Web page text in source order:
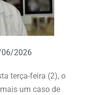
2026
terça-feira (2), o
um caso de